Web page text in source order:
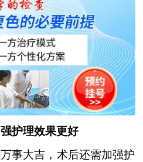
护理效果更好
大吉，术后还需加强护